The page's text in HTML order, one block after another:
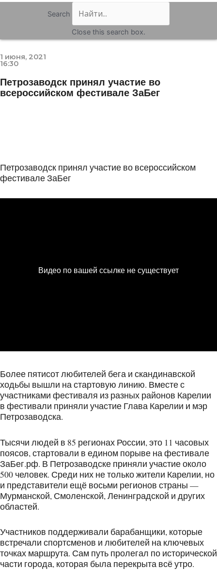
Search
Close this search box.
1 июня, 2021
16:30
Петрозаводск принял участие во
всероссийском фестивале ЗаБег
Петрозаводск принял участие во всероссийском
фестивале ЗаБег
Более пятисот любителей бега и скандинавской
ходьбы вышли на стартовую линию. Вместе с
участниками фестиваля из разных районов Карелии
в фестивали приняли участие Глава Карелии и мэр
Петрозаводска.
Тысячи людей в 85 регионах России, это 11 часовых
поясов, стартовали в едином порыве на фестивале
ЗаБег.рф. В Петрозаводске приняли участие около
500 человек. Среди них не только жители Карелии, но
и представители ещё восьми регионов страны —
Мурманской, Смоленской, Ленинградской и других
областей.
Участников поддерживали барабанщики, которые
встречали спортсменов и любителей на ключевых
точках маршрута. Сам путь пролегал по исторической
части города, которая была перекрыта всё утро.